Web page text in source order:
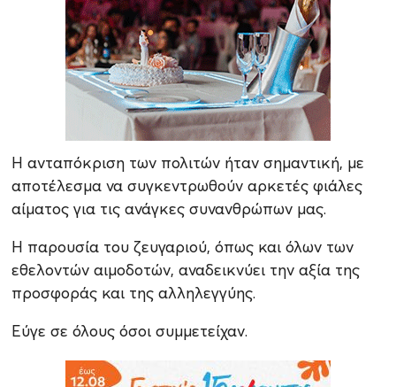
Η ανταπόκριση των πολιτών ήταν σημαντική, με
αποτέλεσμα να συγκεντρωθούν αρκετές φιάλες
αίματος για τις ανάγκες συνανθρώπων μας.
Η παρουσία του ζευγαριού, όπως και όλων των
εθελοντών αιμοδοτών, αναδεικνύει την αξία της
προσφοράς και της αλληλεγγύης.
Εύγε σε όλους όσοι συμμετείχαν.